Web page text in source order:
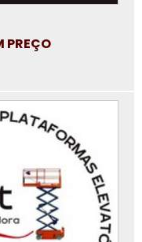
PREÇO